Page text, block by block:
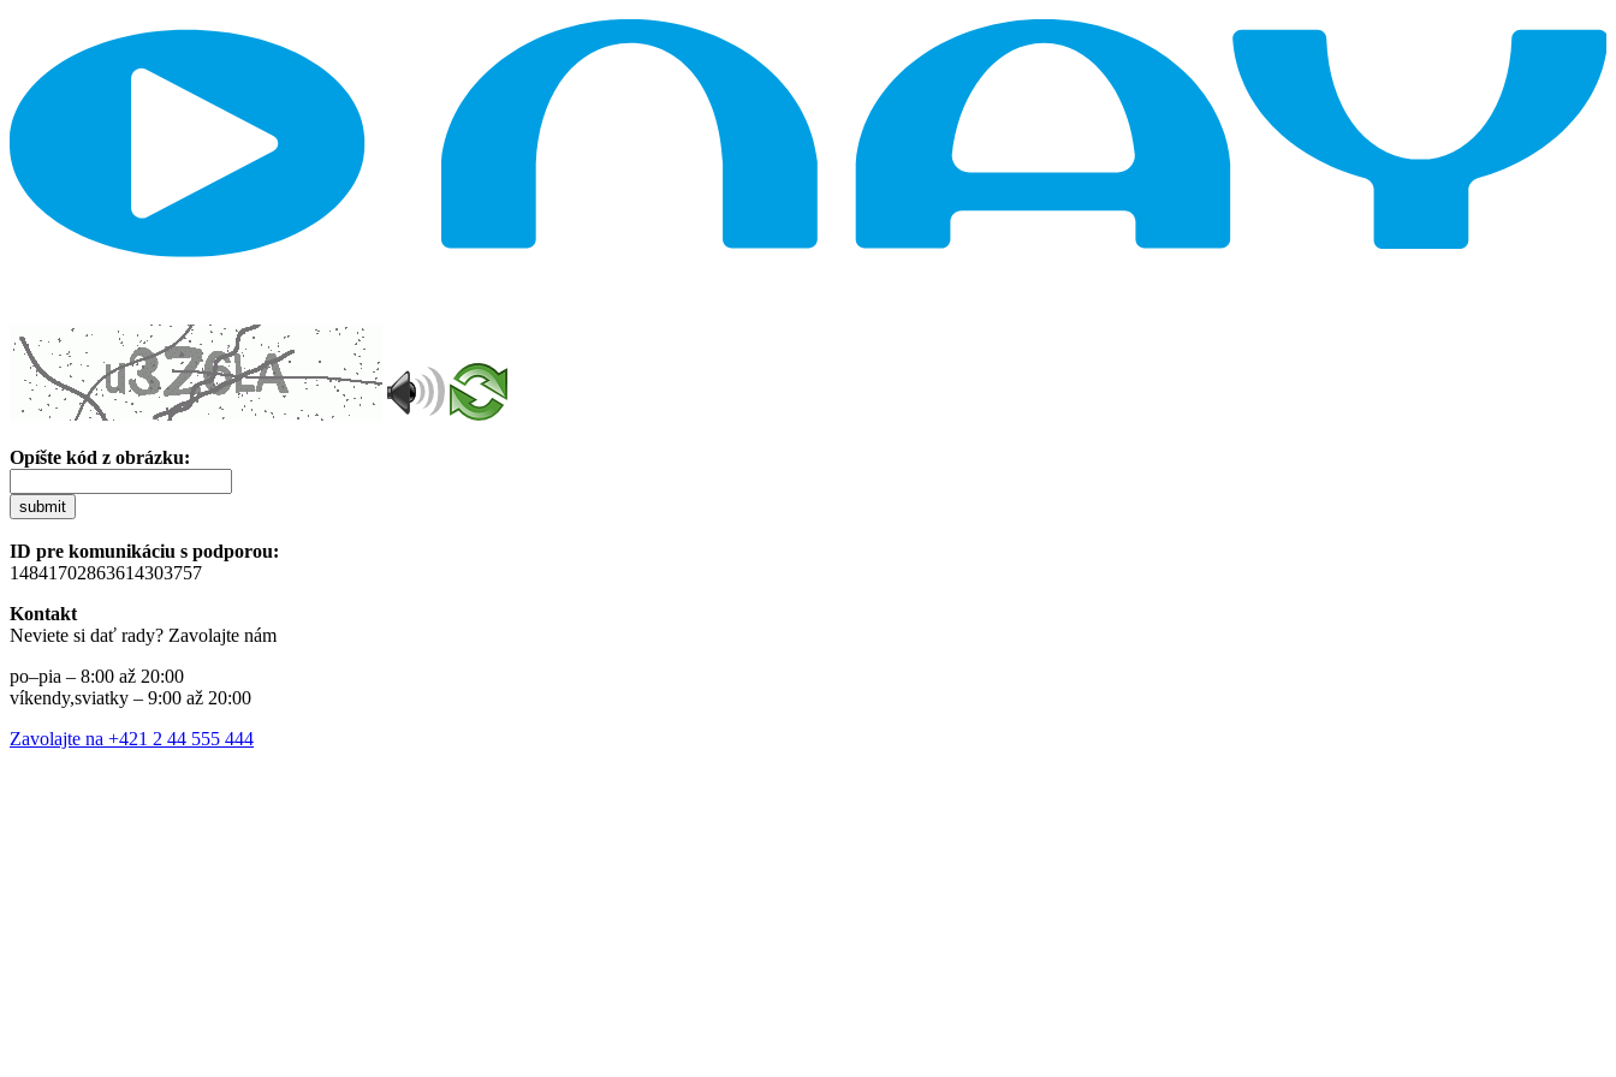
Opíšte kód z obrázku:
submit
ID pre komunikáciu s podporou:
14841702863614303757
Kontakt
Neviete si dať rady? Zavolajte nám
po–pia – 8:00 až 20:00
víkendy,sviatky – 9:00 až 20:00
Zavolajte na +421 2 44 555 444